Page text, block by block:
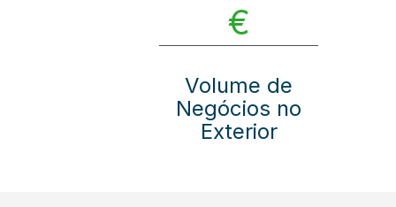
€
Volume de
Negócios no
Exterior